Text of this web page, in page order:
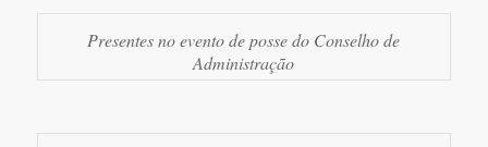
Presentes no evento de posse do Conselho de
Administração